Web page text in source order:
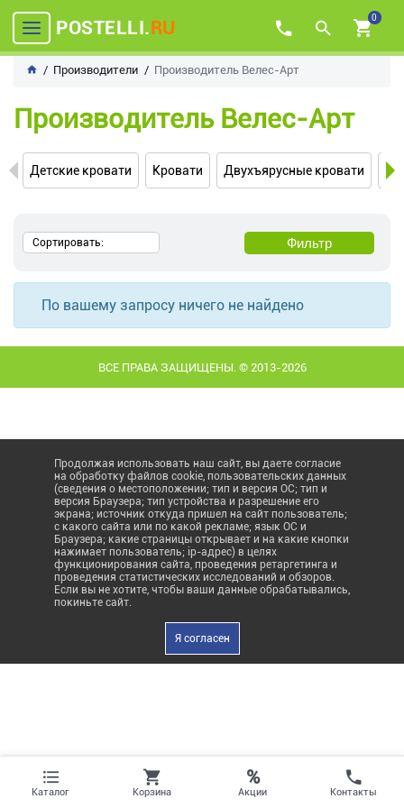
POSTELLI.RU 0
Производители Производитель Велес-Арт
Производитель Велес-Арт
Детские кровати Кровати Двухъярусные кровати
Сортировать: Фильтр
По вашему запросу ничего не найдено
ВСЕ ПРАВА ЗАЩИЩЕНЫ. © 2013-2026
Продолжая использовать наш сайт, вы даете согласие
на обработку файлов cookie, пользовательских данных
(сведения о местоположении; тип и версия ОС; тип и
версия Браузера; тип устройства и разрешение его
экрана; источник откуда пришел на сайт пользователь;
с какого сайта или по какой рекламе; язык ОС и
Браузера; какие страницы открывает и на какие кнопки
нажимает пользователь; ip-адрес) в целях
функционирования сайта, проведения ретаргетинга и
проведения статистических исследований и обзоров.
Если вы не хотите, чтобы ваши данные обрабатывались,
покиньте сайт.
Я согласен
Каталог Корзина
%
Акции Контакты